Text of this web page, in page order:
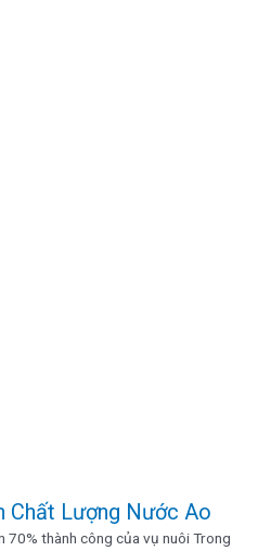
Chất Lượng Nước Ao
70% thành công của vụ nuôi Trong